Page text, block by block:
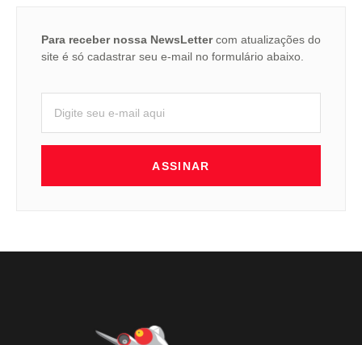
Para receber nossa NewsLettercom atualizações do
site é só cadastrar seu e-mail no formulário abaixo.
ASSINAR